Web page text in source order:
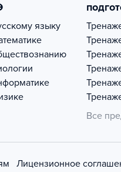
языку
Все
Лицензионное